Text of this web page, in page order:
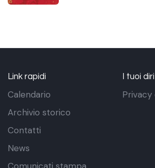
Link rapidi
Calendario
Archivio storico
Contatti
News
I tuoi
Privacy